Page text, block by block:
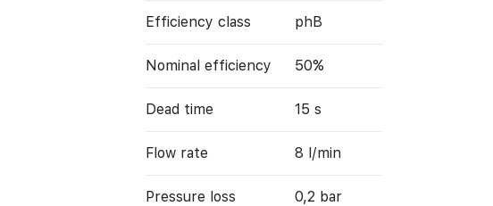
Efficiency class phB
Nominal efficiency 50%
Dead time 15 s
Flow rate 8 l/min
Pressure loss 0,2 bar